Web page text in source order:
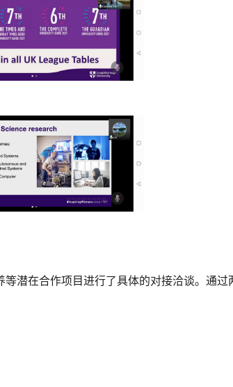
等潜在合作项目进行了具体的对接洽谈。通